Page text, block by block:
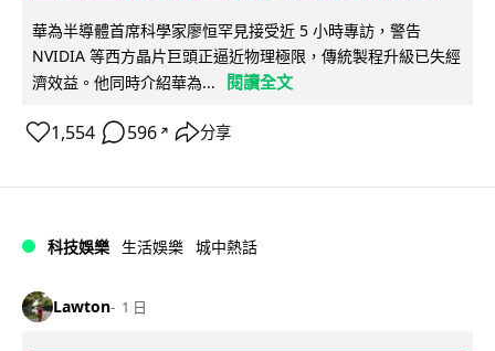
華為半導體首席科學家廖恒罕見接受近 5 小時專訪，警告
NVIDIA 等西方晶片巨頭正逼近物理極限，傳統製程升級已失經
濟效益。他同時介紹華為...
閱讀全文
1,554 596 ↗ 分享
科技娛樂 生活娛樂 城中熱話
Lawton 1 日